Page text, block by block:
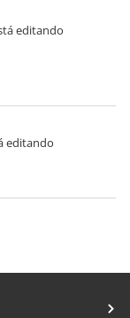
editando
editando